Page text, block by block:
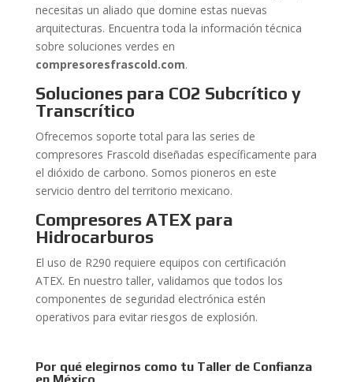
necesitas un aliado que domine estas nuevas
arquitecturas. Encuentra toda la información técnica
sobre soluciones verdes en
compresoresfrascold.com.
Soluciones para CO2 Subcrítico y
Transcrítico
Ofrecemos soporte total para las series de
compresores Frascold diseñadas específicamente para
el dióxido de carbono. Somos pioneros en este
servicio dentro del territorio mexicano.
Compresores ATEX para
Hidrocarburos
El uso de R290 requiere equipos con certificación
ATEX. En nuestro taller, validamos que todos los
componentes de seguridad electrónica estén
operativos para evitar riesgos de explosión.
Por qué elegirnos como tu Taller de Confianza